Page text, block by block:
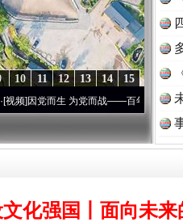
15
14
13
12
11
10
为党而战——百年“纪”事⑧加强纪律..·[
化强国丨面向未